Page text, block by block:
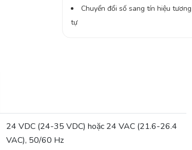
Chuyển đổi số sang tín hiệu tương
tự
24 VDC (24-35 VDC) hoặc 24 VAC (21.6-26.4
VAC), 50/60 Hz